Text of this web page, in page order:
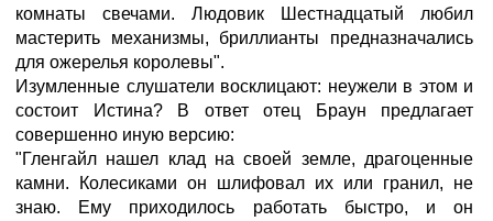
комнаты свечами. Людовик Шестнадцатый любил
мастерить механизмы, бриллианты предназначались
для ожерелья королевы".
Изумленные слушатели восклицают: неужели в этом и
состоит Истина? В ответ отец Браун предлагает
совершенно иную версию:
"Гленгайл нашел клад на своей земле, драгоценные
камни. Колесиками он шлифовал их или гранил, не
знаю. Ему приходилось работать быстро, и он